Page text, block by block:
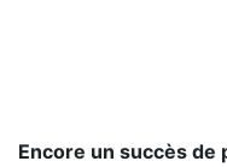
Encore un succès de